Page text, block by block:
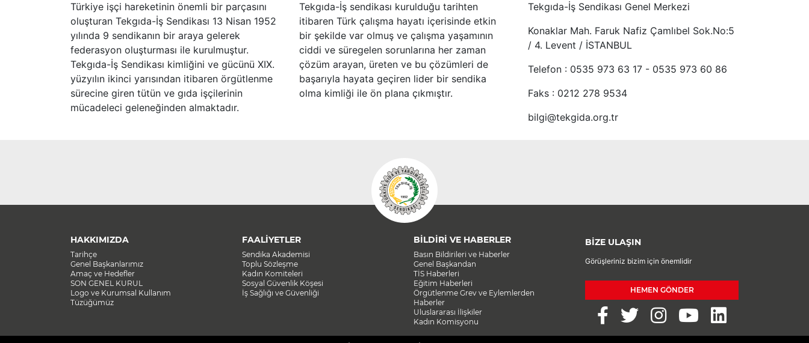
Türkiye işçi hareketinin önemli bir parçasını
oluşturan Tekgıda-İş Sendikası 13 Nisan 1952
yılında 9 sendikanın bir araya gelerek
federasyon oluşturması ile kurulmuştur.
Tekgıda-İş Sendikası kimliğini ve gücünü XIX.
yüzyılın ikinci yarısından itibaren örgütlenme
sürecine giren tütün ve gıda işçilerinin
mücadeleci geleneğinden almaktadır.
Tekgıda-İş sendikası kurulduğu tarihten
itibaren Türk çalışma hayatı içerisinde etkin
bir şekilde var olmuş ve çalışma yaşamının
ciddi ve süregelen sorunlarına her zaman
çözüm arayan, üreten ve bu çözümleri de
başarıyla hayata geçiren lider bir sendika
olma kimliği ile ön plana çıkmıştır.
Tekgıda-İş Sendikası Genel Merkezi
Konaklar Mah. Faruk Nafiz Çamlıbel Sok.No:5
/ 4. Levent / İSTANBUL
Telefon : 0535 973 63 17 - 0535 973 60 86
Faks : 0212 278 9534
bilgi@tekgida.org.tr
HAKKIMIZDA
Tarihçe
Genel Başkanlarımız
Amaç ve Hedefler
SON GENEL KURUL
Logo ve Kurumsal Kullanım
Tüzüğümüz
FAALİYETLER
Sendika Akademisi
Toplu Sözleşme
Kadın Komiteleri
Sosyal Güvenlik Köşesi
İş Sağlığı ve Güvenliği
BİLDİRİ VE HABERLER
Basın Bildirileri ve Haberler
Genel Başkandan
TİS Haberleri
Eğitim Haberleri
Örgütlenme Grev ve Eylemlerden
Haberler
Uluslararası İlişkiler
Kadın Komisyonu
BİZE ULAŞIN
Görüşleriniz bizim için önemlidir
HEMEN GÖNDER